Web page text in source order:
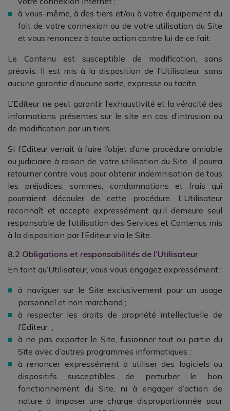
à vous-même, à des tiers et/ou à votre équipement du
fait de votre connexion ou de votre utilisation du Site
et vous renoncez à toute action contre lui de ce fait.
Le Contenu est susceptible de modification, sans
préavis. Il est mis à la disposition de l’Utilisateur, sans
aucune garantie d’aucune sorte, expresse ou tacite.
L’Editeur ne peut garantir l’exhaustivité et la véracité des
informations présentes sur le site en cas d’intrusion ou
de modification par un tiers.
Si l’Editeur venait à faire l’objet d’une procédure amiable
ou judiciaire à raison de votre utilisation du Site, il pourra
retourner contre vous pour obtenir indemnisation de tous
les préjudices, sommes, condamnations et frais qui
pourraient découler de cette procédure. L’Utilisateur
reconnaît et accepte expressément qu’il demeure seul
responsable de l’utilisation des Services et Contenus mis
à la disposition par l’Editeur via le Site.
8.2 Obligations et responsabilités de l’Utilisateur
En tant qu’Utilisateur, vous vous engagez expressément :
à naviguer sur le Site exclusivement pour un usage
personnel et non marchand ;
à respecter les droits de propriété intellectuelle de
l’Editeur ;
à ne pas exporter le Site, fusionner tout ou partie du
Site avec d’autres programmes informatiques ;
à renoncer expressément à utiliser des logiciels ou
dispositifs susceptibles de perturber le bon
fonctionnement du Site, ni à engager d’action de
nature à imposer une charge disproportionnée pour